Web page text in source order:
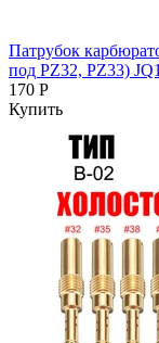
Патрубок
под PZ32, PZ33)
170 Р
Купить